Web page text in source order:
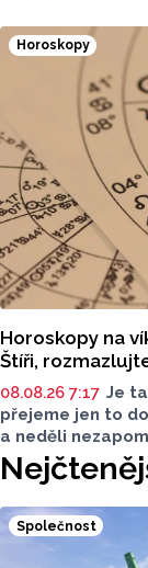
Horoskopy
Horoskopy na
Štíři,
08.08.26 7:17 Je
přejeme jen to
a neděli
si svůj horoskop
Společnost